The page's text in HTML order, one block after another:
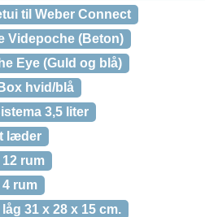
til Weber Connect
Videpoche (Beton)
Eye (Guld og blå)
hvid/blå
3,5 liter
læder
rum
rum
31 x 28 x 15 cm.